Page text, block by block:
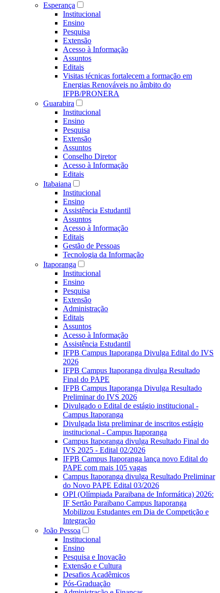
Esperança
Institucional
Ensino
Pesquisa
Extensão
Acesso à Informação
Assuntos
Editais
Visitas técnicas fortalecem a formação em
Energias Renováveis no âmbito do
IFPB/PRONERA
Guarabira
Institucional
Ensino
Pesquisa
Extensão
Assuntos
Conselho Diretor
Acesso à Informação
Editais
Itabaiana
Institucional
Ensino
Assistência Estudantil
Assuntos
Acesso à Informação
Editais
Gestão de Pessoas
Tecnologia da Informação
Itaporanga
Institucional
Ensino
Pesquisa
Extensão
Administração
Editais
Assuntos
Acesso à Informação
Assistência Estudantil
IFPB Campus Itaporanga Divulga Edital do IVS
2026
IFPB Campus Itaporanga divulga Resultado
Final do PAPE
IFPB Campus Itaporanga Divulga Resultado
Preliminar do IVS 2026
Divulgado o Edital de estágio institucional -
Campus Itaporanga
Divulgada lista preliminar de inscritos estágio
institucional - Campus Itaporanga
Campus Itaporanga divulga Resultado Final do
IVS 2025 - Edital 02/2026
IFPB Campus Itaporanga lança novo Edital do
PAPE com mais 105 vagas
Campus Itaporanga divulga Resultado Preliminar
do Novo PAPE Edital 03/2026
OPI (Olímpiada Paraibana de Informática) 2026:
IF Sertão Paraibano Campus Itaporanga
Mobilizou Estudantes em Dia de Competição e
Integração
João Pessoa
Institucional
Ensino
Pesquisa e Inovação
Extensão e Cultura
Desafios Acadêmicos
Pós-Graduação